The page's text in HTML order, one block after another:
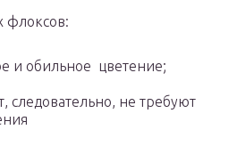
флоксов:
и обильное цветение;
следовательно, не требуют